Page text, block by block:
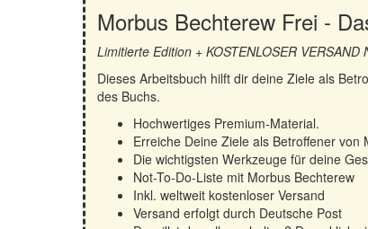
Morbus Bechterew Frei -
Limitierte Edition + KOSTENLOSER VERSAND
Dieses Arbeitsbuch hilft dir deine Ziele als
des Buchs.
Hochwertiges Premium-Material.
Erreiche Deine Ziele als Betroffener
Die wichtigsten Werkzeuge für deine
Not-To-Do-Liste mit Morbus Bechterew
Inkl. weltweit kostenloser Versand
Versand erfolgt durch Deutsche Post